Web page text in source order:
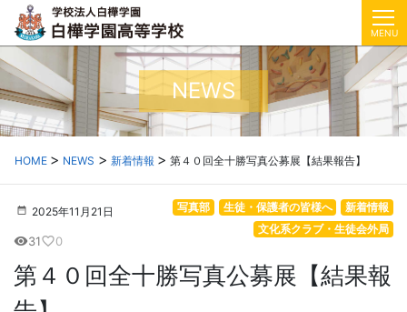
MENU
NEWS
HOME NEWS 新着情報 第４０回全十勝写真公募展【結果報告】
2025年11月21日 新着情報
生徒・保護者の皆様へ
写真部
文化系クラブ・生徒会外局
visibility31favorite_border0
第４０回全十勝写真公募展【結果報